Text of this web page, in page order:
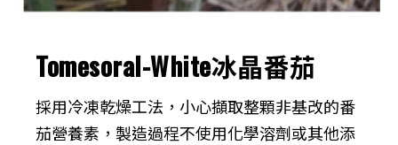
Tomesoral-White冰晶番茄
採用冷凍乾燥工法，小心擷取整顆非基改的番
茄營養素，製造過程不使用化學溶劑或其他添